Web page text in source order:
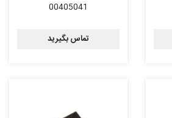
00405041
تماس بگیرید